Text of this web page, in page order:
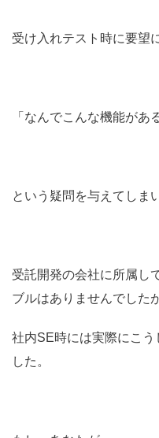
受け入れテスト時に要望
「なんでこんな機能があ
という疑問を与えてしま
受託開発の会社に所属し
ブルはありませんでした
社内SE時には実際にこう
した。